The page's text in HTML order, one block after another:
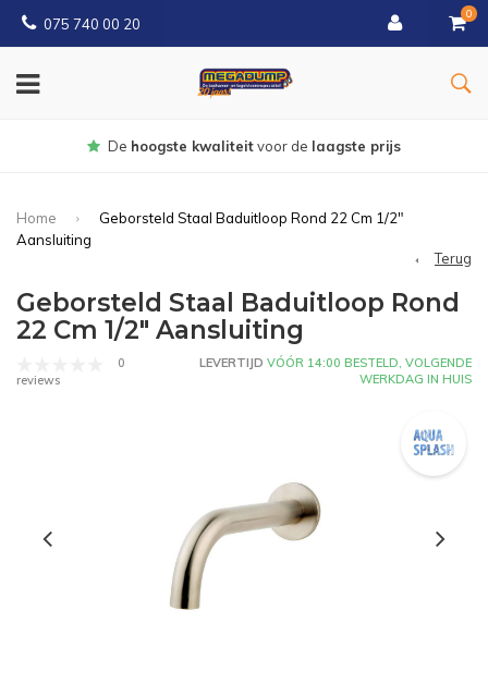
075 740 00 20
0
Gratisbezorgd vanaf € 150
Home
Geborsteld Staal Baduitloop Rond 22 Cm 1/2"
Aansluiting
Terug
Geborsteld Staal Baduitloop Rond
22 Cm 1/2" Aansluiting
0
reviews
LEVERTIJD VÓÓR 14:00 BESTELD, VOLGENDE
WERKDAG IN HUIS